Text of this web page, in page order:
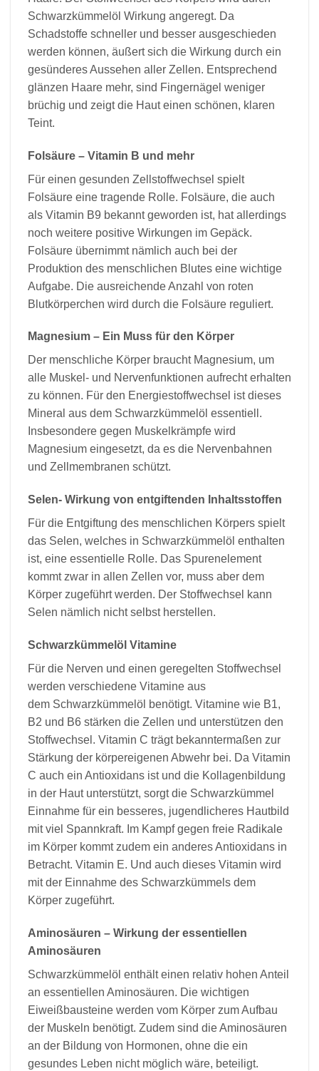
Schwarzkümmelöl Wirkung angeregt. Da
Schadstoffe schneller und besser ausgeschieden
werden können, äußert sich die Wirkung durch ein
gesünderes Aussehen aller Zellen. Entsprechend
glänzen Haare mehr, sind Fingernägel weniger
brüchig und zeigt die Haut einen schönen, klaren
Teint.
Folsäure – Vitamin B und mehr
Für einen gesunden Zellstoffwechsel spielt
Folsäure eine tragende Rolle. Folsäure, die auch
als Vitamin B9 bekannt geworden ist, hat allerdings
noch weitere positive Wirkungen im Gepäck.
Folsäure übernimmt nämlich auch bei der
Produktion des menschlichen Blutes eine wichtige
Aufgabe. Die ausreichende Anzahl von roten
Blutkörperchen wird durch die Folsäure reguliert.
Magnesium – Ein Muss für den Körper
Der menschliche Körper braucht Magnesium, um
alle Muskel- und Nervenfunktionen aufrecht erhalten
zu können. Für den Energiestoffwechsel ist dieses
Mineral aus dem Schwarzkümmelöl essentiell.
Insbesondere gegen Muskelkrämpfe wird
Magnesium eingesetzt, da es die Nervenbahnen
und Zellmembranen schützt.
Selen- Wirkung von entgiftenden Inhaltsstoffen
Für die Entgiftung des menschlichen Körpers spielt
das Selen, welches in Schwarzkümmelöl enthalten
ist, eine essentielle Rolle. Das Spurenelement
kommt zwar in allen Zellen vor, muss aber dem
Körper zugeführt werden. Der Stoffwechsel kann
Selen nämlich nicht selbst herstellen.
Schwarzkümmelöl Vitamine
Für die Nerven und einen geregelten Stoffwechsel
werden verschiedene Vitamine aus
dem Schwarzkümmelöl benötigt. Vitamine wie B1,
B2 und B6 stärken die Zellen und unterstützen den
Stoffwechsel. Vitamin C trägt bekanntermaßen zur
Stärkung der körpereigenen Abwehr bei. Da Vitamin
C auch ein Antioxidans ist und die Kollagenbildung
in der Haut unterstützt, sorgt die Schwarzkümmel
Einnahme für ein besseres, jugendlicheres Hautbild
mit viel Spannkraft. Im Kampf gegen freie Radikale
im Körper kommt zudem ein anderes Antioxidans in
Betracht. Vitamin E. Und auch dieses Vitamin wird
mit der Einnahme des Schwarzkümmels dem
Körper zugeführt.
Aminosäuren – Wirkung der essentiellen
Aminosäuren
Schwarzkümmelöl enthält einen relativ hohen Anteil
an essentiellen Aminosäuren. Die wichtigen
Eiweißbausteine werden vom Körper zum Aufbau
der Muskeln benötigt. Zudem sind die Aminosäuren
an der Bildung von Hormonen, ohne die ein
gesundes Leben nicht möglich wäre, beteiligt.